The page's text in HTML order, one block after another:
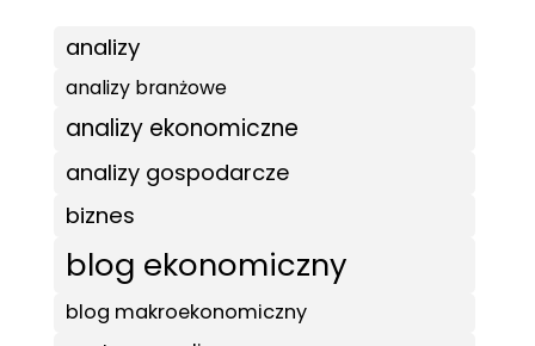
analizy
analizy branżowe
analizy ekonomiczne
analizy gospodarcze
biznes
blog ekonomiczny
blog makroekonomiczny